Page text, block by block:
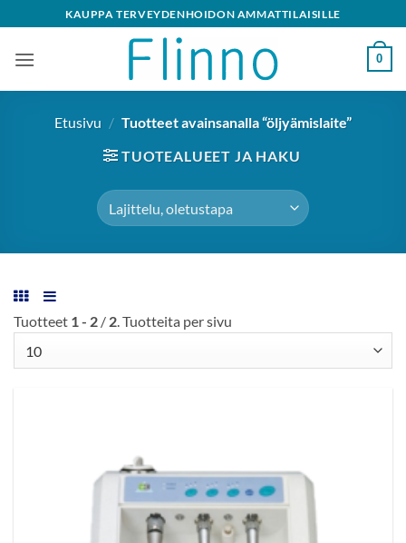
to
content
KAUPPA TERVEYDENHOIDON AMMATTILAISILLE
0
Etusivu / Tuotteet avainsanalla “öljyämislaite”
TUOTEALUEET JA HAKU
Tuotteet 1 - 2 / 2. Tuotteita per sivu